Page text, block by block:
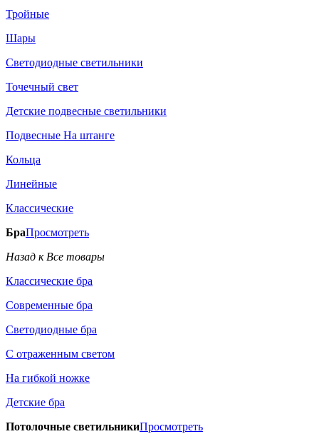
Тройные
Шары
Светодиодные светильники
Точечный свет
Детские подвесные светильники
Подвесные На штанге
Кольца
Линейные
Классические
БраПросмотреть
Назад к Все товары
Классические бра
Современные бра
Светодиодные бра
С отраженным светом
На гибкой ножке
Детские бра
Потолочные светильникиПросмотреть